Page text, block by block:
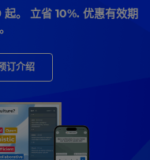
起。 立省 10%. 优惠有效期
订介绍